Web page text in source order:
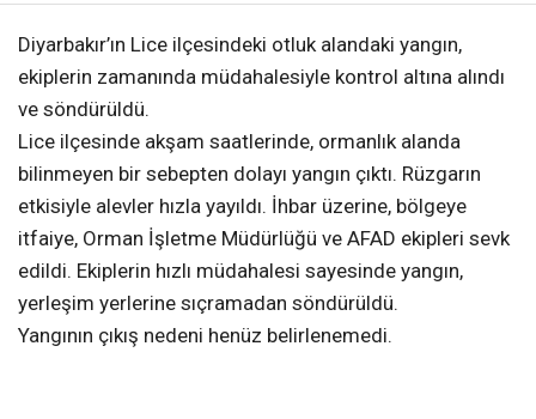
Diyarbakır’ın Lice ilçesindeki otluk alandaki yangın,
ekiplerin zamanında müdahalesiyle kontrol altına alındı
ve söndürüldü.
Lice ilçesinde akşam saatlerinde, ormanlık alanda
bilinmeyen bir sebepten dolayı yangın çıktı. Rüzgarın
etkisiyle alevler hızla yayıldı. İhbar üzerine, bölgeye
itfaiye, Orman İşletme Müdürlüğü ve AFAD ekipleri sevk
edildi. Ekiplerin hızlı müdahalesi sayesinde yangın,
yerleşim yerlerine sıçramadan söndürüldü.
Yangının çıkış nedeni henüz belirlenemedi.